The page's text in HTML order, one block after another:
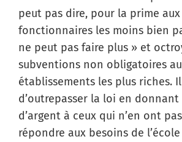
peut pas dire, pour la prime aux
fonctionnaires les moins bien
ne peut pas faire plus » et
subventions non obligatoires
établissements les plus riches.
d’outrepasser la loi en
d’argent à ceux qui n’en ont
répondre aux besoins de